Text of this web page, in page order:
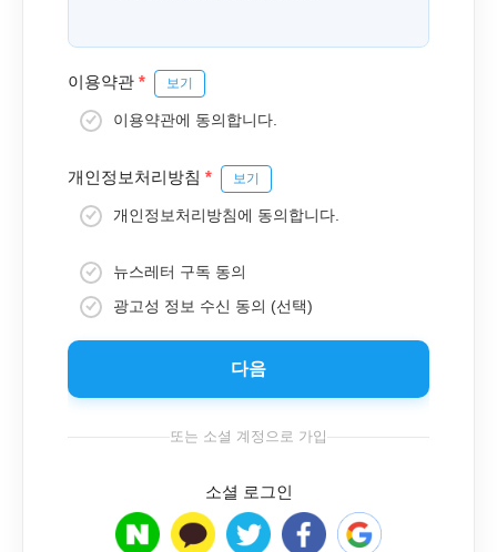
이용약관 * 보기
이용약관에 동의합니다.
개인정보처리방침 * 보기
개인정보처리방침에 동의합니다.
뉴스레터 구독 동의
광고성 정보 수신 동의 (선택)
다음
또는 소셜 계정으로 가입
소셜 로그인